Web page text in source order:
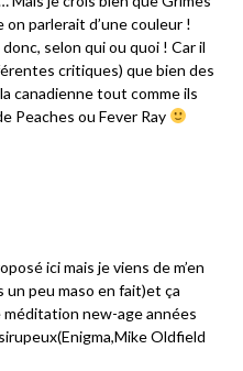
parlerait d’une couleur !
selon qui ou quoi ! Car il
critiques) que bien des
canadienne tout comme ils
Peaches ou Fever Ray
ici mais je viens de m’en
un peu maso en fait)et ça
new-age années
Oldfield